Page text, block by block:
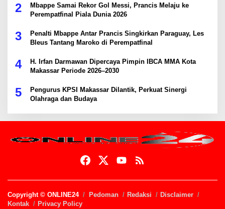
2
Mbappe Samai Rekor Gol Messi, Prancis Melaju ke
Perempatfinal Piala Dunia 2026
3
Penalti Mbappe Antar Prancis Singkirkan Paraguay, Les
Bleus Tantang Maroko di Perempatfinal
4
H. Irfan Darmawan Dipercaya Pimpin IBCA MMA Kota
Makassar Periode 2026–2030
5
Pengurus KPSI Makassar Dilantik, Perkuat Sinergi
Olahraga dan Budaya
Copyright © ONLINE24 Pedoman Redaksi
Disclaimer
Kontak
Privacy Policy